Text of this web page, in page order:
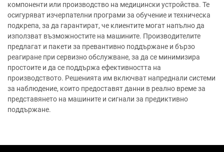
компоненти или производство на медицински устройства. Те
осигуряват изчерпателни програми за обучение и техническа
подкрепа, за да гарантират, че клиентите могат напълно да
използват възможностите на машините. Производителите
предлагат и пакети за превантивно поддържане и бързо
реагиране при сервизно обслужване, за да се минимизира
простоите и да се поддържа ефективността на
производството. Решенията им включват напреднали системи
за наблюдение, които предоставят данни в реално време за
представянето на машините и сигнали за предиктивно
поддържане.